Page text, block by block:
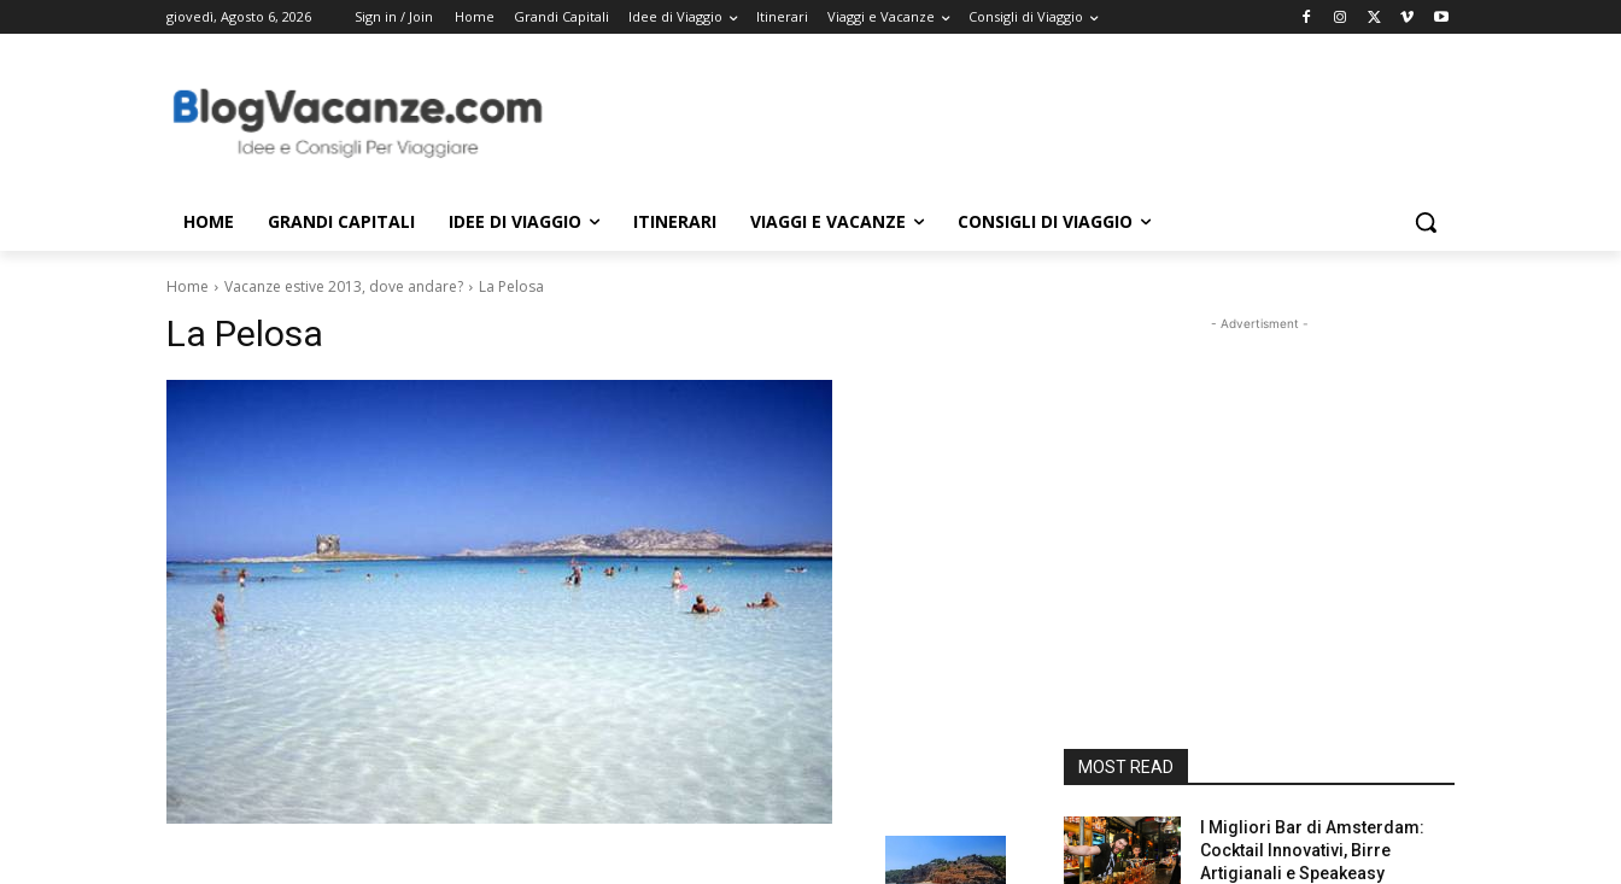
giovedì, Agosto 6, 2026 Sign in / Join Home Grandi Capitali Idee di Viaggio Itinerari Viaggi e Vacanze Consigli di Viaggio
HOME GRANDI CAPITALI IDEE DI VIAGGIO ITINERARI VIAGGI E VACANZE CONSIGLI DI VIAGGIO
Home Vacanze estive 2013, dove andare? La Pelosa
La Pelosa - Advertisment -
MOST READ
I Migliori Bar di Amsterdam:
Cocktail Innovativi, Birre
Artigianali e Speakeasy